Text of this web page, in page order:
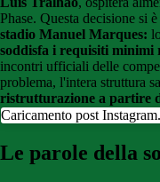
Phase. Questa decisione si
stadio Manuel Marques:
soddisfa i requisiti minimi
incontri ufficiali delle
problema, l'intera struttura
ristrutturazione a partire
Caricamento post
Le parole della